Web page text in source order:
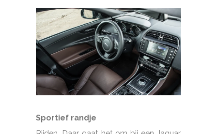
Sportief randje